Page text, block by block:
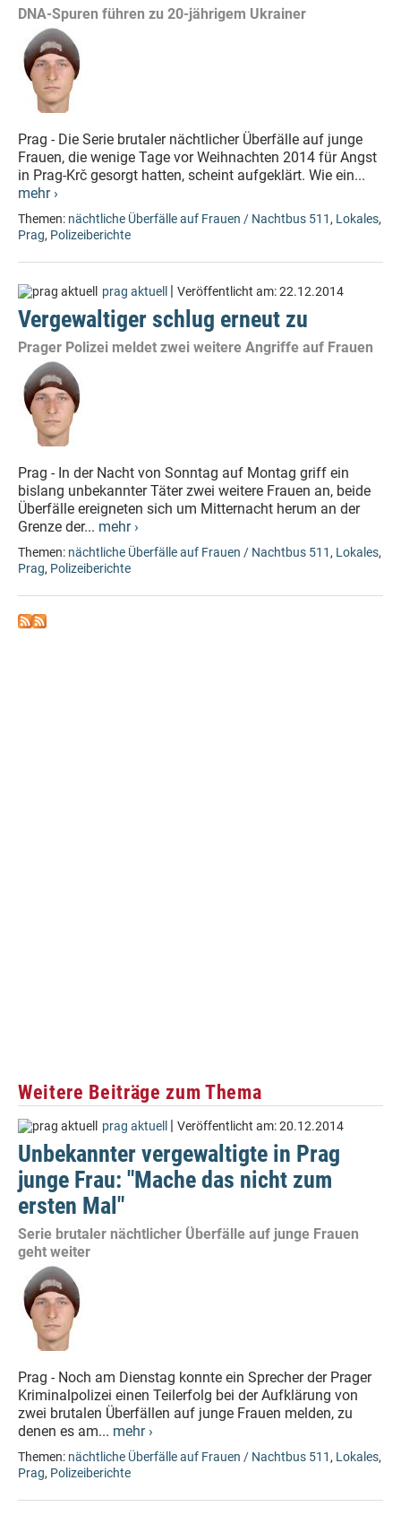
DNA-Spuren führen zu 20-jährigem Ukrainer
Prag - Die Serie brutaler nächtlicher Überfälle auf junge
Frauen, die wenige Tage vor Weihnachten 2014 für Angst
in Prag-Krč gesorgt hatten, scheint aufgeklärt. Wie ein...
mehr ›
Themen: nächtliche Überfälle auf Frauen / Nachtbus 511, Lokales,
Prag, Polizeiberichte
prag aktuell | Veröffentlicht am:22.12.2014
Vergewaltiger schlug erneut zu
Prager Polizei meldet zwei weitere Angriffe auf Frauen
Prag - In der Nacht von Sonntag auf Montag griff ein
bislang unbekannter Täter zwei weitere Frauen an, beide
Überfälle ereigneten sich um Mitternacht herum an der
Grenze der... mehr ›
Themen: nächtliche Überfälle auf Frauen / Nachtbus 511, Lokales,
Prag, Polizeiberichte
Weitere Beiträge zum Thema
prag aktuell | Veröffentlicht am:20.12.2014
Unbekannter vergewaltigte in Prag
junge Frau: "Mache das nicht zum
ersten Mal"
Serie brutaler nächtlicher Überfälle auf junge Frauen
geht weiter
Prag - Noch am Dienstag konnte ein Sprecher der Prager
Kriminalpolizei einen Teilerfolg bei der Aufklärung von
zwei brutalen Überfällen auf junge Frauen melden, zu
denen es am... mehr ›
Themen: nächtliche Überfälle auf Frauen / Nachtbus 511, Lokales,
Prag, Polizeiberichte